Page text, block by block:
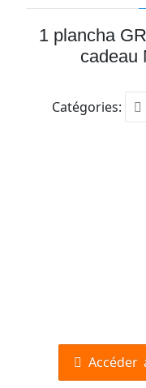
1 plancha
cadeau
Catégories:
Accéder